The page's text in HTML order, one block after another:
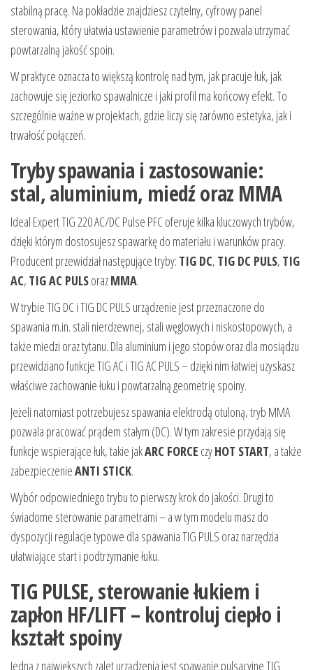
stabilną pracę. Na pokładzie znajdziesz czytelny, cyfrowy panel
sterowania, który ułatwia ustawienie parametrów i pozwala utrzymać
powtarzalną jakość spoin.
W praktyce oznacza to większą kontrolę nad tym, jak pracuje łuk, jak
zachowuje się jeziorko spawalnicze i jaki profil ma końcowy efekt. To
szczególnie ważne w projektach, gdzie liczy się zarówno estetyka, jak i
trwałość połączeń.
Tryby spawania i zastosowanie:
stal, aluminium, miedź oraz MMA
Ideal Expert TIG 220 AC/DC Pulse PFC oferuje kilka kluczowych trybów,
dzięki którym dostosujesz spawarkę do materiału i warunków pracy.
Producent przewidział następujące tryby: TIG DC, TIG DC PULS, TIG
AC, TIG AC PULSorazMMA.
W trybie TIG DC i TIG DC PULS urządzenie jest przeznaczone do
spawania m.in. stali nierdzewnej, stali węglowych i niskostopowych, a
także miedzi oraz tytanu. Dla aluminium i jego stopów oraz dla mosiądzu
przewidziano funkcje TIG AC i TIG AC PULS – dzięki nim łatwiej uzyskasz
właściwe zachowanie łuku i powtarzalną geometrię spoiny.
Jeżeli natomiast potrzebujesz spawania elektrodą otuloną, tryb MMA
pozwala pracować prądem stałym (DC). W tym zakresie przydają się
funkcje wspierające łuk, takie jakARC FORCE czyHOT START, a także
zabezpieczenieANTI STICK.
Wybór odpowiedniego trybu to pierwszy krok do jakości. Drugi to
świadome sterowanie parametrami – a w tym modelu masz do
dyspozycji regulacje typowe dla spawania TIG PULS oraz narzędzia
ułatwiające start i podtrzymanie łuku.
TIG PULSE, sterowanie łukiem i
zapłon HF/LIFT – kontroluj ciepło i
kształt spoiny
Jedną z największych zalet urządzenia jest spawanie pulsacyjne TIG